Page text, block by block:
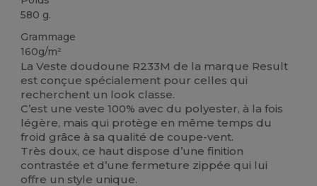
580 g.
Grammage
160g/m²
La Veste doudoune R233M de la marque Result
est conçue spécialement pour celles qui
recherchent un look classe.
C’est une veste 100% avec du polyester, à la fois
légère, mais qui protège en même temps du
froid grâce à sa qualité de coupe-vent.
Très doux, ce haut dispose d’une finition
contrastée et d’une fermeture zippée qui lui
offre un style unique.